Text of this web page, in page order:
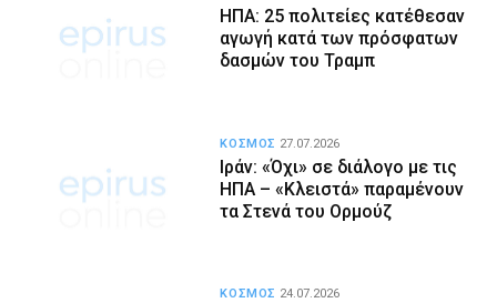
ΗΠΑ: 25 πολιτείες κατέθεσαν
αγωγή κατά των πρόσφατων
δασμών του Τραμπ
Ιράν: «Όχι» σε διάλογο με τις
ΗΠΑ – «Κλειστά» παραμένουν
τα Στενά του Ορμούζ
ΚΟΣΜΟΣ 27.07.2026
ΚΟΣΜΟΣ 24.07.2026